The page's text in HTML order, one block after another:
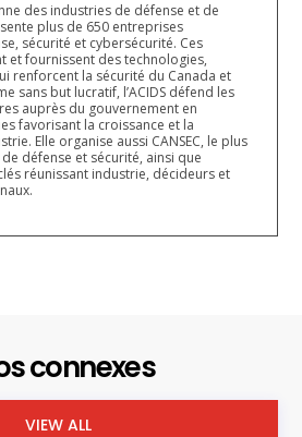
des industries de défense et de
plus de 650 entreprises
sécurité et cybersécurité. Ces
et fournissent des technologies,
renforcent la sécurité du Canada et
sans but lucratif, l’ACIDS défend les
auprès du gouvernement en
favorisant la croissance et la
Elle organise aussi CANSEC, le plus
défense et sécurité, ainsi que
réunissant industrie, décideurs et
connexes
VIEW ALL